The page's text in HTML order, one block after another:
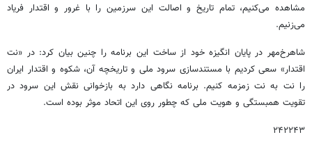
مشاهده می‌کنیم، تمام تاریخ و اصالت این سرزمین را با غرور و اقتدار فریاد
می‌زنیم.
شاهرخ‌مهر در پایان انگیزه خود از ساخت این برنامه را چنین بیان کرد: در «نت
اقتدار» سعی کردیم با مستندسازی سرود ملی و تاریخچه آن، شکوه و اقتدار ایران
را نت به نت زمزمه کنیم. برنامه نگاهی دارد به بازخوانی نقش این سرود در
تقویت همبستگی و هویت ملی که چطور روی این اتحاد موثر بوده است.
۲۴۲۲۴۳